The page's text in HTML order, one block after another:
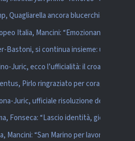
Quagliarella ancora blucerchiato: la nota
Italia, Mancini: “Emozionante
Bastoni, si continua insieme: ufficiale il
Juric, ecco l’ufficialità: il croato alla
Pirlo ringraziato per coraggio,
Juric, ufficiale risoluzione del
Fonseca: “Lascio identità, giovani e
Mancini: “San Marino per lavorare sui